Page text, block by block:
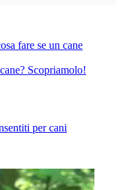
fare se un cane
Scopriamolo!
per cani